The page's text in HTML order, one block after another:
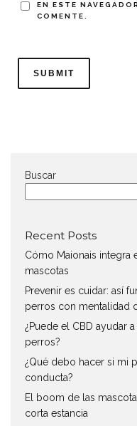
EN ESTE
COMENTE.
Buscar
Recent Posts
Cómo Maionais integra
mascotas
Prevenir es cuidar: así
perros con mentalidad
¿Puede el CBD ayudar
perros?
¿Qué debo hacer si mi
conducta?
El boom de las
corta estancia